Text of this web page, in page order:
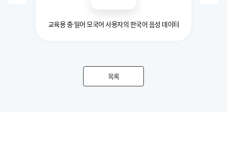
교육용 중·일어 모국어 사용자의 한국어 음성 데이터
목록